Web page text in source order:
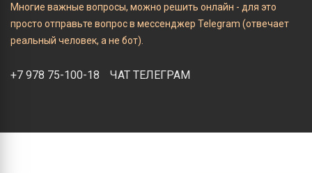
Многие важные вопросы, можно решить онлайн - для это
просто отправьте вопрос в мессенджер Telegram (отвечает
реальный человек, а не бот).
+7 978 75-100-18 ЧАТ ТЕЛЕГРАМ